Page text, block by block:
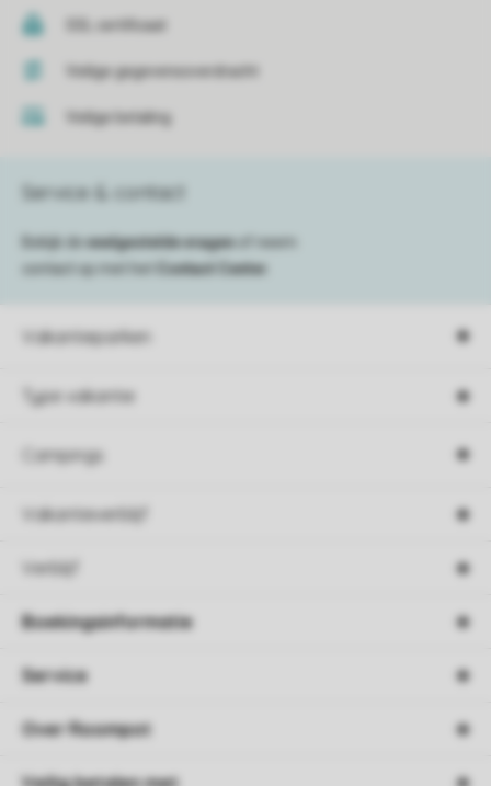
SSL certificaat
Veilige gegevensoverdracht
Veilige betaling
Vakantieparken
Type vakantie
Campings
Vakantieverblijf
Verblijf
Service & contact
Bekijk de veelgestelde vragen
of neem
contact op met het
Contact Center
Boekingsinformatie
Service
Over Roompot